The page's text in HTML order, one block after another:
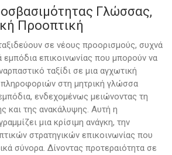
Γλώσσας,
Προοπτική
σε νέους προορισμούς, συχνά
εμπόδια επικοινωνίας που μπορούν να
ταξίδι σε μια αγχωτική
στη μητρική γλώσσα
ενδεχομένως μειώνοντας τη
και της ανακάλυψης. Αυτή η
μια κρίσιμη ανάγκη, την
στρατηγικών επικοινωνίας που
σύνορα. Δίνοντας προτεραιότητα σε